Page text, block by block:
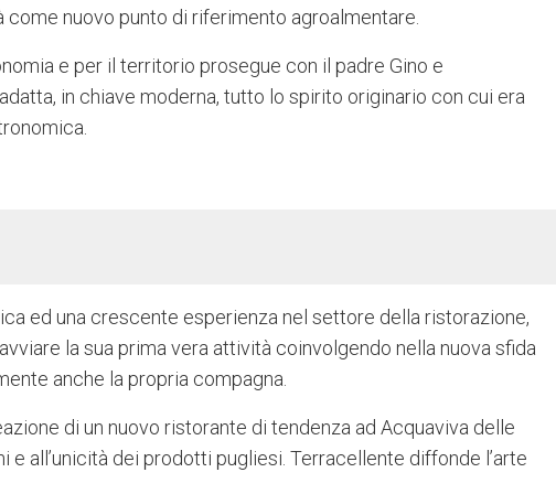
nuovo punto di riferimento agroalmentare.
e per il territorio prosegue con il padre Gino e
in chiave moderna, tutto lo spirito originario con cui era
ed una crescente esperienza nel settore della ristorazione,
la sua prima vera attività coinvolgendo nella nuova sfida
anche la propria compagna.
di un nuovo ristorante di tendenza ad Acquaviva delle
all’unicità dei prodotti pugliesi. Terracellente diffonde l’arte